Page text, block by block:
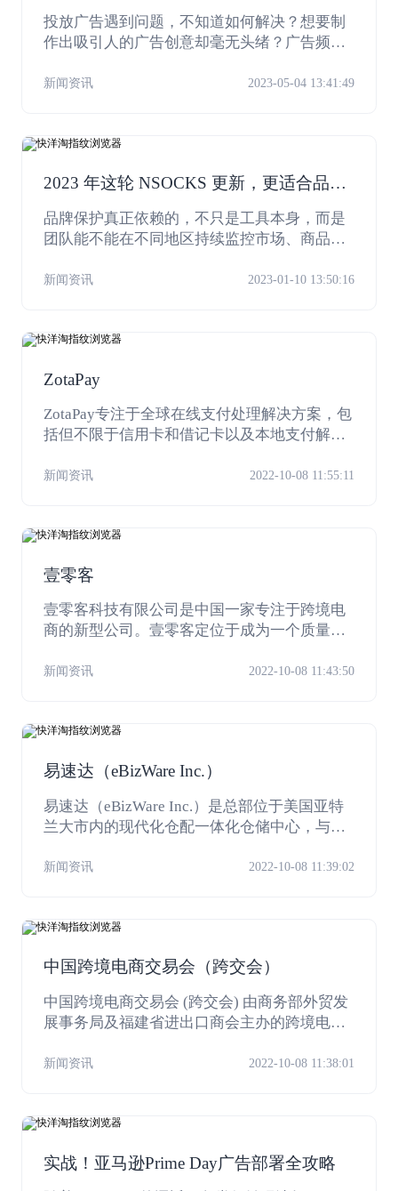
备工具网站大放送
投放广告遇到问题，不知道如何解决？想要制
作出吸引人的广告创意却毫无头绪？广告频频
新闻资讯 2023-05-04 13:41:49
2023 年这轮 NSOCKS 更新，更适合品牌
保护工作流
品牌保护真正依赖的，不只是工具本身，而是
团队能不能在不同地区持续监控市场、商品和
年这轮 NSOCKS 更新就更有价值。
新闻资讯 2023-01-10 13:50:16
ZotaPay
ZotaPay专注于全球在线支付处理解决方案，包
括但不限于信用卡和借记卡以及本地支付解决
付解决方案，以最适合其业务和客户的需求。Z
业务需求，并为您提供量身定制的专业知识和
提供商，为全球商户提供量身定制的解决方
案。
新闻资讯 2022-10-08 11:55:11
壹零客
壹零客科技有限公司是中国一家专注于跨境电
商的新型公司。壹零客定位于成为一个质量可
解决产品外销过程中遇到的问题，让全球各地
新闻资讯 2022-10-08 11:43:50
易速达（eBizWare Inc.）
易速达（eBizWare Inc.）是总部位于美国亚特
兰大市内的现代化仓配一体化仓储中心，与US
提供专业高效的换标转发、一件代发、退货接
域。易速达为您提供专业、安全、稳定、高效
新闻资讯 2022-10-08 11:39:02
中国跨境电商交易会（跨交会）
中国跨境电商交易会 (跨交会) 由商务部外贸发
展事务局及福建省进出口商会主办的跨境电商
1年是跨交会开启元年，也是目前为止中国规模
新闻资讯 2022-10-08 11:38:01
实战！亚马逊Prime Day广告部署全攻略